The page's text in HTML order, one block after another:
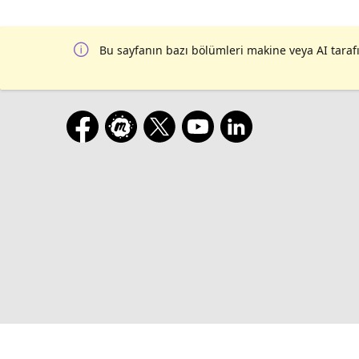
Bu sayfanın bazı bölümleri makine veya AI